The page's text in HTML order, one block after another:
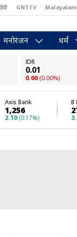
GNTTV Malayalam
मनोरंजन धर्म